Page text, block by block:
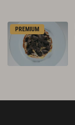
PREMIUM